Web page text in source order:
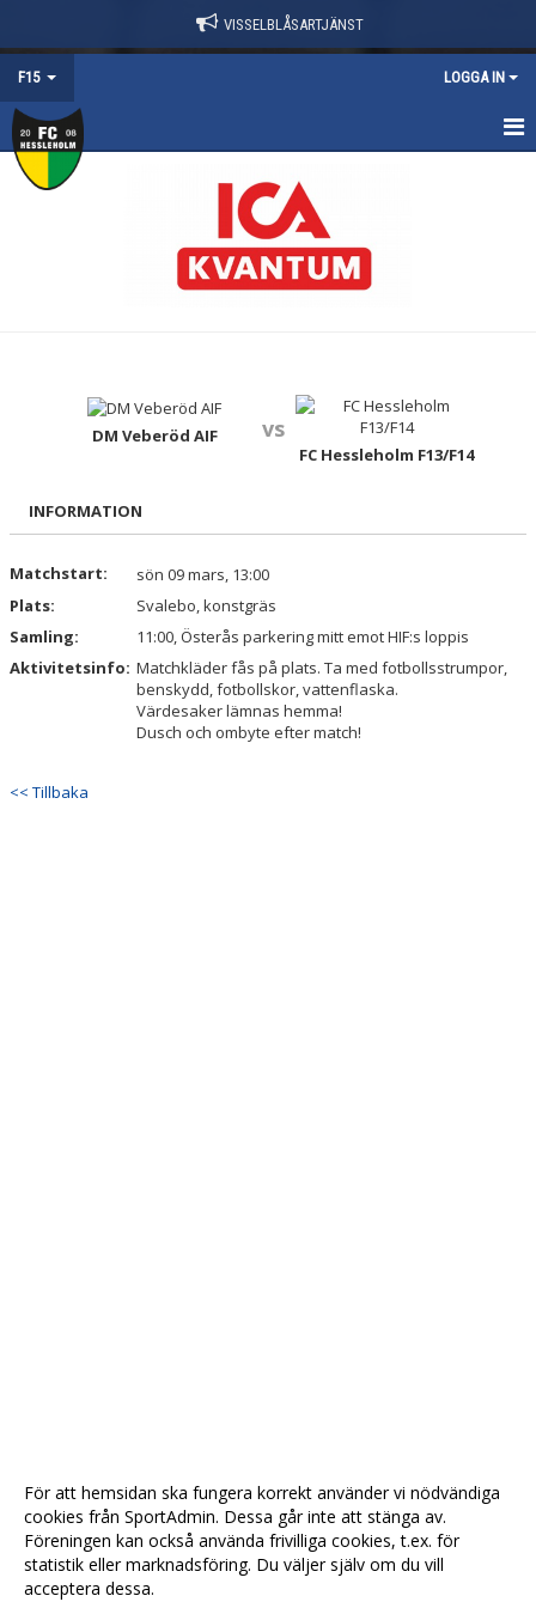
VISSELBLÅSARTJÄNST
F15 LOGGA IN
HEM
DM Veberöd AIF vs
FC Hessleholm F13/F14
INFORMATION
Matchstart:
sön 09 mars, 13:00
Plats:
Svalebo, konstgräs
Samling:
11:00, Österås parkering mitt emot HIF:s loppis
Aktivitetsinfo: Matchkläder fås på plats. Ta med fotbollsstrumpor,
benskydd, fotbollskor, vattenflaska.
Värdesaker lämnas hemma!
Dusch och ombyte efter match!
<< Tillbaka
För att hemsidan ska fungera korrekt använder vi nödvändiga
cookies från SportAdmin. Dessa går inte att stänga av.
Föreningen kan också använda frivilliga cookies, t.ex. för
statistik eller marknadsföring. Du väljer själv om du vill
acceptera dessa.